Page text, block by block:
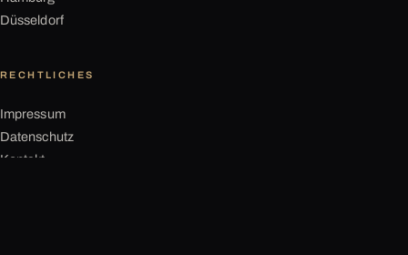
Düsseldorf
RECHTLICHES
Impressum
Datenschutz
Kontakt